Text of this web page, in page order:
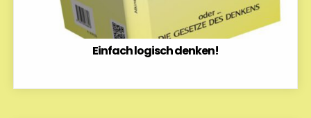
Einfach logisch denken!